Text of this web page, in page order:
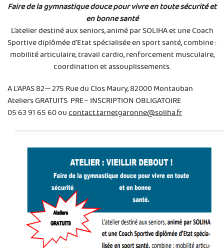
Faire de la gymnastique douce pour vivre en toute sécurité et
en bonne santé
L’atelier destiné aux seniors, animé par SOLIHA et une Coach
Sportive diplômée d’Etat spécialisée en sport santé, combine :
mobilité articulaire, travail cardio, renforcement musculaire,
coordination et assouplissements.
A L’APAS 82— 275 Rue du Clos Maury, 82000 Montauban
Ateliers GRATUITS PRE– INSCRIPTION OBLIGATOIRE
05 63 91 65 60 oucontact.tarnetgaronne@soliha.fr